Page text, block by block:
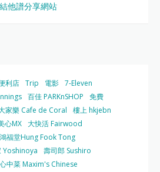
結他譜分享網站
利店 Trip 電影 7-Eleven
百佳 PARKnSHOP
免費
家樂 Cafe de Coral
樓上 hkjebn
心MX 大快活 Fairwood
鴻福堂Hung Fook Tong
Yoshinoya
壽司郎 Sushiro
中菜 Maxim's Chinese